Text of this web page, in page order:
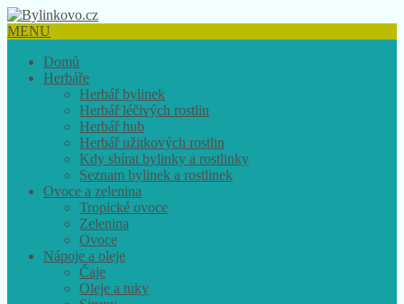
MENU
Domů
Herbáře
Herbář bylinek
Herbář léčivých rostlin
Herbář hub
Herbář užitkových rostlin
Kdy sbírat bylinky a rostlinky
Seznam bylinek a rostlinek
Ovoce a zelenina
Tropické ovoce
Zelenina
Ovoce
Nápoje a oleje
Čaje
Oleje a tuky